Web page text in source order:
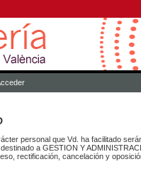
personal que Vd. ha facilitado
a GESTION Y
rectificación, cancelación y